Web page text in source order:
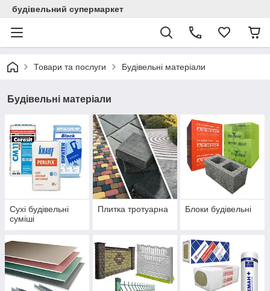
будівельний супермаркет
Товари та послуги Будівельні матеріали
Будівельні матеріали
Сухі будівельні
суміші
Плитка тротуарна Блоки будівельні